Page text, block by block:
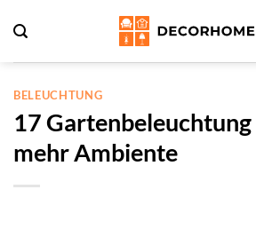
Inhalt
springen
BELEUCHTUNG
17
mehr Ambiente